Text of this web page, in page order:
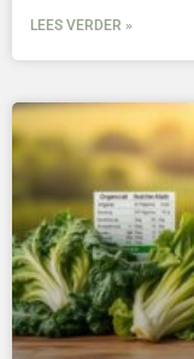
LEES VERDER »